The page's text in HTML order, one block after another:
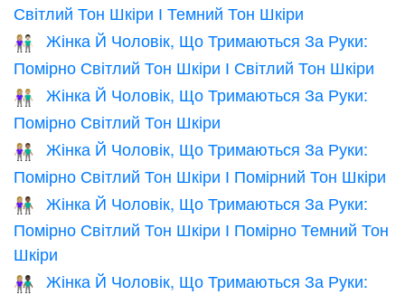
Світлий Тон Шкіри І Темний Тон Шкіри
👩🏼‍🤝‍👨🏻
Жінка Й Чоловік, Що Тримаються За Руки:
Помірно Світлий Тон Шкіри І Світлий Тон Шкіри
👫🏼
Жінка Й Чоловік, Що Тримаються За Руки:
Помірно Світлий Тон Шкіри
👩🏼‍🤝‍👨🏽
Жінка Й Чоловік, Що Тримаються За Руки:
Помірно Світлий Тон Шкіри І Помірний Тон Шкіри
👩🏼‍🤝‍👨🏾
Жінка Й Чоловік, Що Тримаються За Руки:
Помірно Світлий Тон Шкіри І Помірно Темний Тон
Шкіри
👩🏼‍🤝‍👨🏿
Жінка Й Чоловік, Що Тримаються За Руки: